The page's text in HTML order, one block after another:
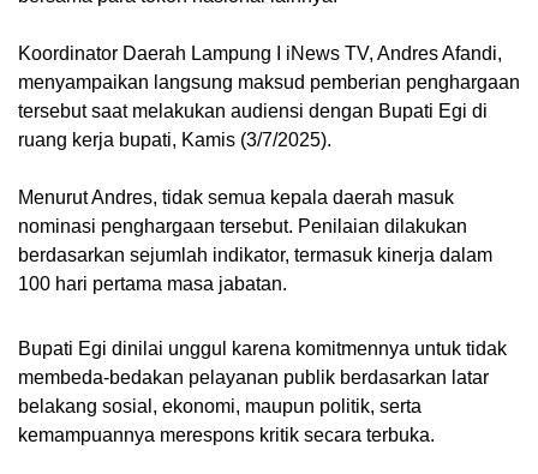
Koordinator Daerah Lampung I iNews TV, Andres Afandi,
menyampaikan langsung maksud pemberian penghargaan
tersebut saat melakukan audiensi dengan Bupati Egi di
ruang kerja bupati, Kamis (3/7/2025).
Menurut Andres, tidak semua kepala daerah masuk
nominasi penghargaan tersebut. Penilaian dilakukan
berdasarkan sejumlah indikator, termasuk kinerja dalam
100 hari pertama masa jabatan.
Bupati Egi dinilai unggul karena komitmennya untuk tidak
membeda-bedakan pelayanan publik berdasarkan latar
belakang sosial, ekonomi, maupun politik, serta
kemampuannya merespons kritik secara terbuka.